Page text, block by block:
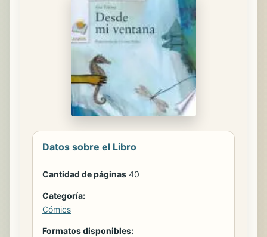
Datos sobre el Libro
Cantidad de páginas 40
Categoría:
Cómics
Formatos disponibles: